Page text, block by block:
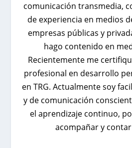
comunicación transmedia,
de experiencia en medios
empresas públicas y
hago contenido en
Recientemente me
profesional en desarrollo
en TRG. Actualmente soy
y de comunicación
el aprendizaje continuo,
acompañar y